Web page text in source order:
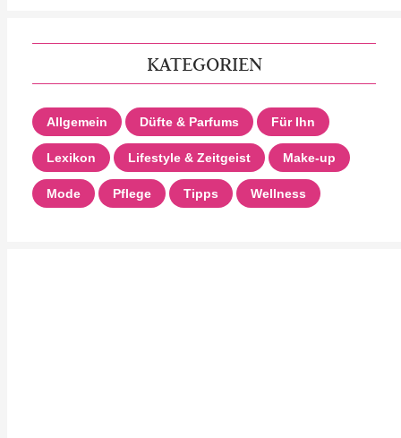
KATEGORIEN
Allgemein Düfte & Parfums Für Ihn
Lexikon Lifestyle & Zeitgeist Make-up
Mode Pflege Tipps Wellness